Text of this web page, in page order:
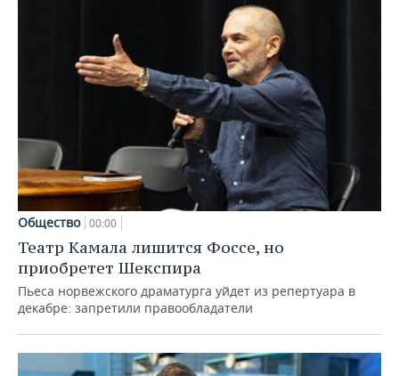
Общество 00:00
Театр Камала лишится Фоссе, но
приобретет Шекспира
Пьеса норвежского драматурга уйдет из репертуара в
декабре: запретили правообладатели